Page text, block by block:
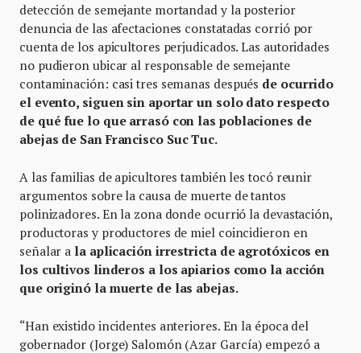
detección de semejante mortandad y la posterior
denuncia de las afectaciones constatadas corrió por
cuenta de los apicultores perjudicados. Las autoridades
no pudieron ubicar al responsable de semejante
contaminación: casi tres semanas después de ocurrido
el evento, siguen sin aportar un solo dato respecto
de qué fue lo que arrasó con las poblaciones de
abejas de San Francisco Suc Tuc.
A las familias de apicultores también les tocó reunir
argumentos sobre la causa de muerte de tantos
polinizadores. En la zona donde ocurrió la devastación,
productoras y productores de miel coincidieron en
señalar a la aplicación irrestricta de agrotóxicos en
los cultivos linderos a los apiarios como la acción
que originó la muerte de las abejas.
“Han existido incidentes anteriores. En la época del
gobernador (Jorge) Salomón (Azar García) empezó a